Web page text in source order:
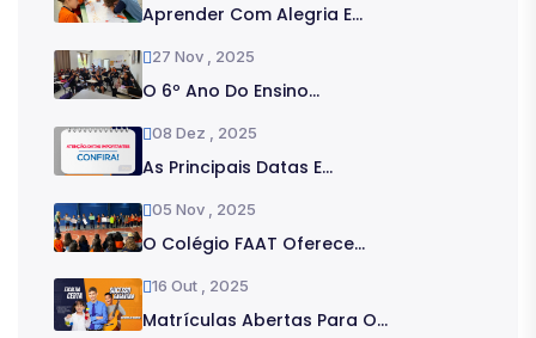
Aprender Com Alegria E...
27 Nov , 2025
O 6º Ano Do Ensino...
08 Dez , 2025
As Principais Datas E...
05 Nov , 2025
O Colégio FAAT Oferece...
16 Out , 2025
Matrículas Abertas Para O...